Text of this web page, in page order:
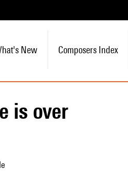
New Composers Index
is over